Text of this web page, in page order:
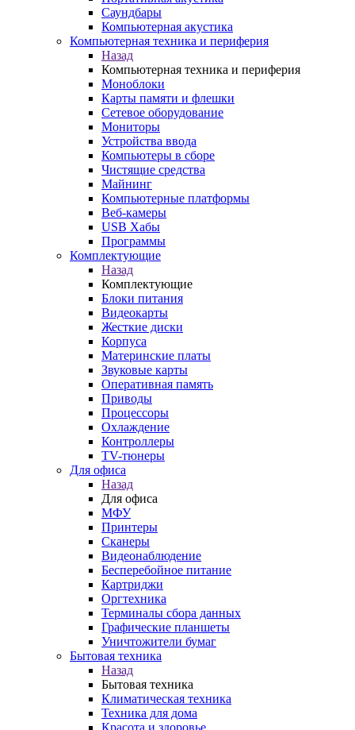
Саундбары
Компьютерная акустика
Компьютерная техника и периферия
Назад
Компьютерная техника и периферия
Моноблоки
Карты памяти и флешки
Сетевое оборудование
Мониторы
Устройства ввода
Компьютеры в сборе
Чистящие средства
Майнинг
Компьютерные платформы
Веб-камеры
USB Хабы
Программы
Комплектующие
Назад
Комплектующие
Блоки питания
Видеокарты
Жесткие диски
Корпуса
Материнские платы
Звуковые карты
Оперативная память
Приводы
Процессоры
Охлаждение
Контроллеры
TV-тюнеры
Для офиса
Назад
Для офиса
МФУ
Принтеры
Сканеры
Видеонаблюдение
Бесперебойное питание
Картриджи
Оргтехника
Терминалы сбора данных
Графические планшеты
Уничтожители бумаг
Бытовая техника
Назад
Бытовая техника
Климатическая техника
Техника для дома
Красота и здоровье